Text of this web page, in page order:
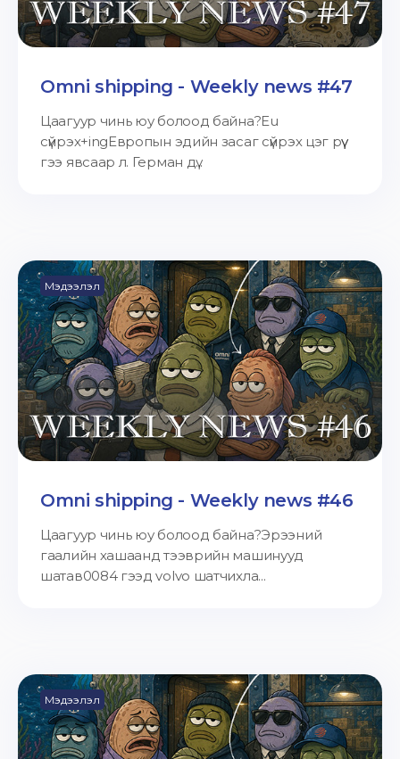
Omni shipping - Weekly news #47
Цаагуур чинь юу болоод байна?Eu
сүйрэх+ingЕвропын эдийн засаг сүйрэх цэг рүү
гээ явсаар л. Герман дү...
Мэдээлэл
Omni shipping - Weekly news #46
Цаагуур чинь юу болоод байна?Эрээний
гаалийн хашаанд тээврийн машинууд
шатав0084 гээд volvo шатчихла...
Мэдээлэл